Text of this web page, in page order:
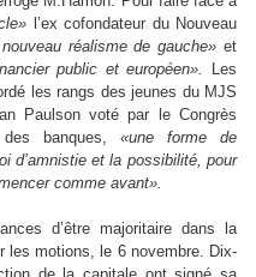
l’ex cofondateur du Nouveau
réalisme de gauche» et
public et européen».
Les
les rangs des jeunes du MJS
Paulson voté par le Congrès
des banques,«une forme de
d’amnistie et la possibilité, pour
comme avant».
d’être majoritaire dans la
les motions, le 6­ novembre. Dix-